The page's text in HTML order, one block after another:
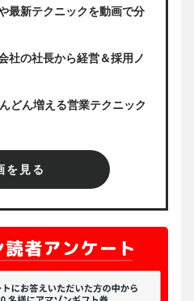
最新テクニックを動画で分
社の社長から経営＆採用ノ
どん増える営業テクニック
を見る